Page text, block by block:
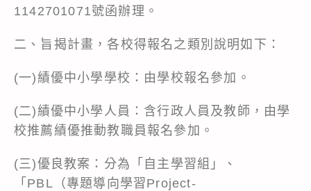
1142701071號函辦理。
二、旨揭計畫，各校得報名之類別說明如下：
(一)績優中小學學校：由學校報名參加。
(二)績優中小學人員：含行政人員及教師，由學
校推薦績優推動教職員報名參加。
(三)優良教案：分為「自主學習組」、
「PBL（專題導向學習Project-